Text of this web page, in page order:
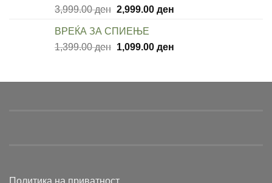
3,999.00ден Original
was:
3,999.00 ден.
2,999.00 денCurrent
2,999.00 ден.
ВРЕЌА ЗА СПИЕЊЕ
1,399.00ден Original
1,399.00 ден.
1,099.00 денCurrent
1,099.00 ден.